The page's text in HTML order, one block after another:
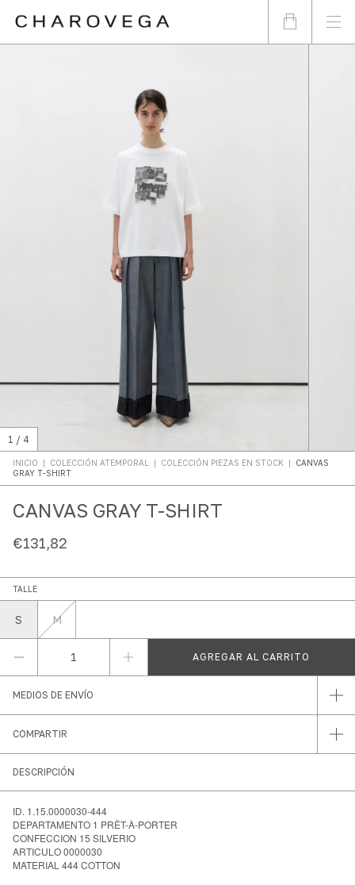
1 / 4
INICIO COLECCIÓN ATEMPORAL COLECCIÓN PIEZAS EN STOCK
CANVAS
GRAY T-SHIRT
CANVAS GRAY T-SHIRT
€131,82
TALLE
S M
MEDIOS DE ENVÍO
COMPARTIR
DESCRIPCIÓN
ID. 1.15.0000030-444
DEPARTAMENTO 1 PRÊT-À-PORTER
CONFECCION 15 SILVERIO
ARTICULO 0000030
MATERIAL 444 COTTON